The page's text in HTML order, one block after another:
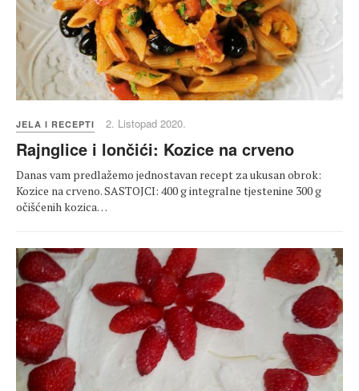
JELA I RECEPTI 2. Listopad 2020.
Rajnglice i lončići: Kozice na crveno
Danas vam predlažemo jednostavan recept za ukusan obrok:
Kozice na crveno. SASTOJCI: 400 g integralne tjestenine 300 g
očišćenih kozica…